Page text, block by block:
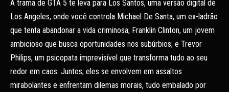
A trama de GTA 5 te leva para Los Santos, uma versão digital de
Los Angeles, onde você controla Michael De Santa, um ex-ladrão
que tenta abandonar a vida criminosa; Franklin Clinton, um jovem
ambicioso que busca oportunidades nos subúrbios; e Trevor
Philips, um psicopata imprevisível que transforma tudo ao seu
redor em caos. Juntos, eles se envolvem em assaltos
mirabolantes e enfrentam dilemas morais, tudo embalado por